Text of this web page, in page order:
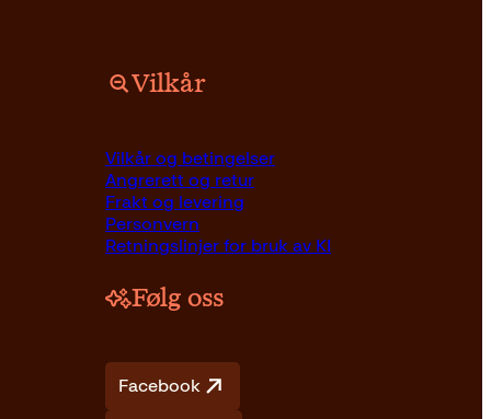
Vilkår
Vilkår og betingelser
Angrerett og retur
Frakt og levering
Personvern
Retningslinjer for bruk av KI
Følg oss
Facebook